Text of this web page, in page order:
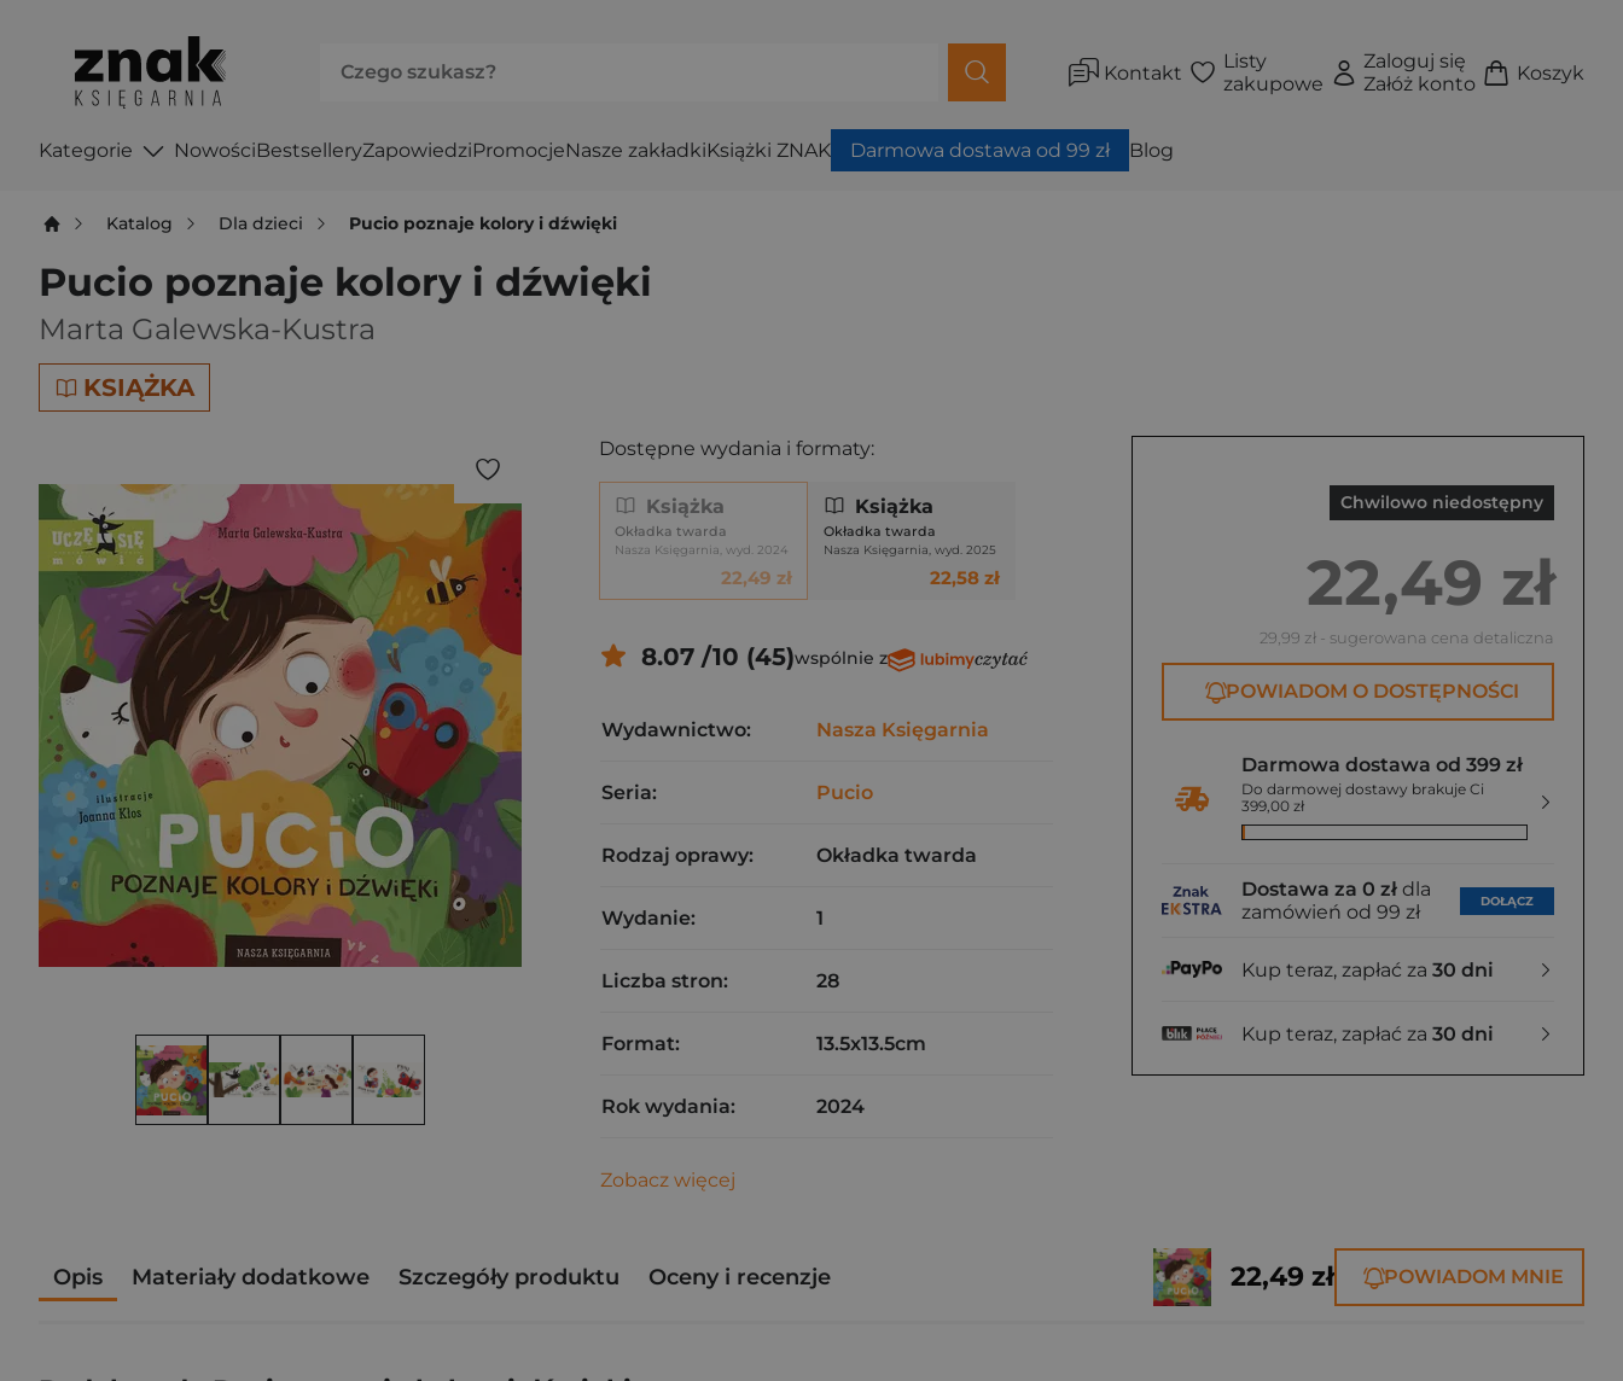
Kontakt
Listy
zakupowe
Zaloguj się
Załóż konto
Koszyk
Kategorie NowościBestselleryZapowiedziPromocjeNasze zakładkiKsiążki ZNAK Darmowa dostawa od 99 zł Blog
Katalog Dla dzieci Pucio poznaje kolory i dźwięki
Pucio poznaje kolory i dźwięki
Marta Galewska-Kustra
KSIĄŻKA
Chwilowo niedostępny
22,49 zł
29,99 zł - sugerowana cena detaliczna
POWIADOM O DOSTĘPNOŚCI
Darmowa dostawa od 399 zł
Do darmowej dostawy brakuje Ci
399,00 zł
Dostawa za 0 zł dla
zamówień od 99 zł
DOŁĄCZ
Kup teraz, zapłać za 30 dni
Kup teraz, zapłać za 30 dni
Dostępne wydania i formaty:
Książka
Okładka twarda
Nasza Księgarnia, wyd. 2024
22,49 zł
Książka
Okładka twarda
Nasza Księgarnia, wyd. 2025
22,58 zł
8.07 /10 (45)wspólnie z
Wydawnictwo: Nasza Księgarnia
Seria: Pucio
Rodzaj oprawy: Okładka twarda
Wydanie: 1
Liczba stron: 28
Format: 13.5x13.5cm
Rok wydania: 2024
Zobacz więcej
Opis Materiały dodatkowe Szczegóły produktu Oceny i recenzje 22,49 zł POWIADOM MNIE